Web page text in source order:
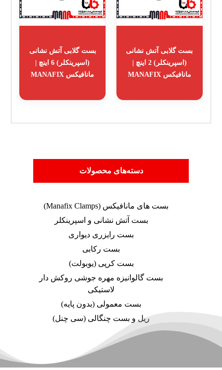
بست گلابی آتش نشانی
(اسپرینکلر) 2 اینچ |
مانافیکس MANAFIX
بست گلابی آتش نشانی
(اسپرینکلر) 6 اینچ |
مانافیکس MANAFIX
دسته‌های محصولات
بست های مانافیکس (Manafix Clamps)
بست آتش نشانی و اسپرینکلر
بست رایزری دیواری
بست رکابی
بست کرپی (یوبولت)
بست گالوانیزه مهره جوشی روکش دار
لاستیکی
بست معمولی (بدون پایه)
ریل و بست چنگالی (سی چنل)